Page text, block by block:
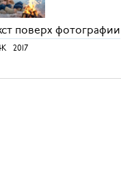
поверх фотографии
2017